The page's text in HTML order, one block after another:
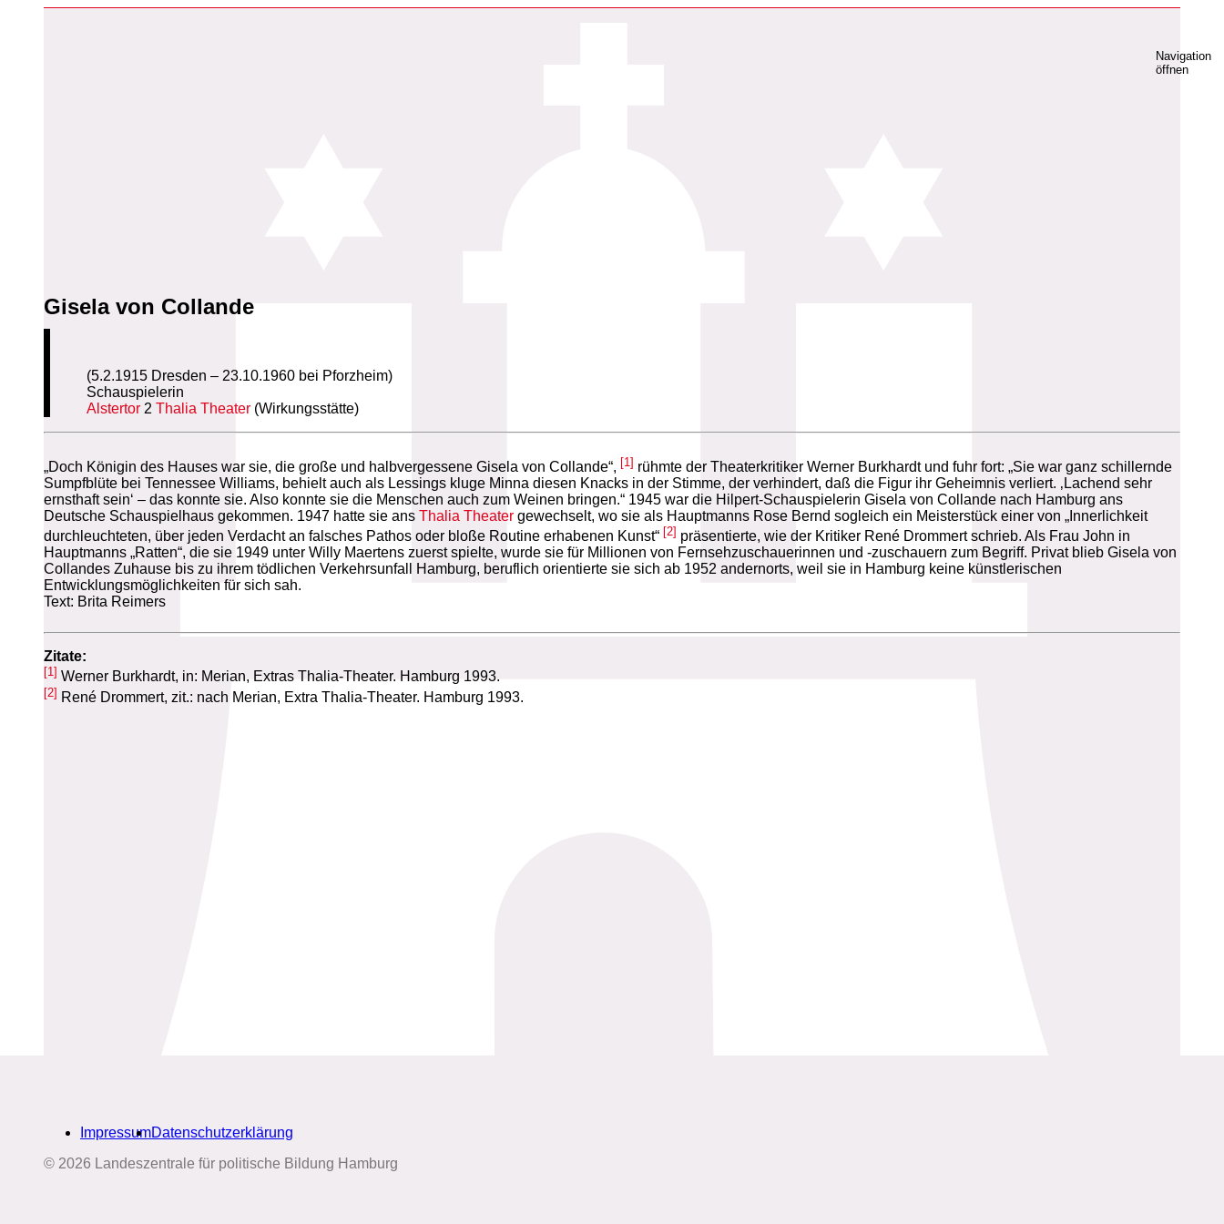
Navigation
öffnen
Gisela von Collande
(5.2.1915 Dresden – 23.10.1960 bei Pforzheim)
Schauspielerin
Alstertor 2Thalia Theater (Wirkungsstätte)
„Doch Königin des Hauses war sie, die große und halbvergessene Gisela von Collande“, [1] rühmte der Theaterkritiker Werner Burkhardt und fuhr fort: „Sie war ganz schillernde
Sumpfblüte bei Tennessee Williams, behielt auch als Lessings kluge Minna diesen Knacks in der Stimme, der verhindert, daß die Figur ihr Geheimnis verliert. ‚Lachend sehr
ernsthaft sein‘ – das konnte sie. Also konnte sie die Menschen auch zum Weinen bringen.“ 1945 war die Hilpert-Schauspielerin Gisela von Collande nach Hamburg ans
Deutsche Schauspielhaus gekommen. 1947 hatte sie ans Thalia Theater gewechselt, wo sie als Hauptmanns Rose Bernd sogleich ein Meisterstück einer von „Innerlichkeit
durchleuchteten, über jeden Verdacht an falsches Pathos oder bloße Routine erhabenen Kunst“ [2] präsentierte, wie der Kritiker René Drommert schrieb. Als Frau John in
Hauptmanns „Ratten“, die sie 1949 unter Willy Maertens zuerst spielte, wurde sie für Millionen von Fernsehzuschauerinnen und -zuschauern zum Begriff. Privat blieb Gisela von
Collandes Zuhause bis zu ihrem tödlichen Verkehrsunfall Hamburg, beruflich orientierte sie sich ab 1952 andernorts, weil sie in Hamburg keine künstlerischen
Entwicklungsmöglichkeiten für sich sah.
Text: Brita Reimers
Zitate:
[1] Werner Burkhardt, in: Merian, Extras Thalia-Theater. Hamburg 1993.
[2] René Drommert, zit.: nach Merian, Extra Thalia-Theater. Hamburg 1993.
ImpressumDatenschutzerklärung
© 2026 Landeszentrale für politische Bildung Hamburg